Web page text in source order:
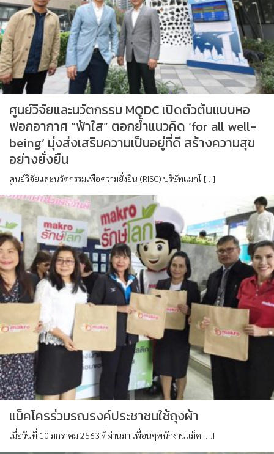
ศูนย์วิจัยและนวัตกรรม MQDC เปิดตัวต้นแบบหอ
ฟอกอากาศ “ฟ้าใส” ตอกย้ำแนวคิด ‘for all well-
being’ มุ่งส่งเสริมความเป็นอยู่ที่ดี สร้างความสุข
อย่างยั่งยืน
ศูนย์วิจัยและนวัตกรรมเพื่อความยั่งยืน (RISC) บริษัทแมกโ […]
แม็คโครร่วมรณรงค์ประชาชนใช้ถุงผ้า
เมื่อวันที่ 10 มกราคม 2563 ที่ผ่านมา เพื่อนๆพนักงานแม็ค […]